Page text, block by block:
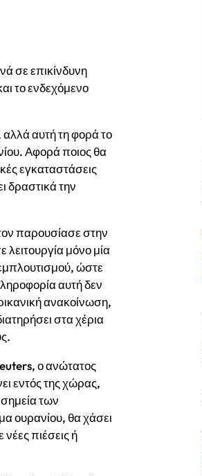
σε επικίνδυνη
το ενδεχόμενο
αλλά αυτή τη φορά το
Αφορά ποιος θα
εγκαταστάσεις
δραστικά την
παρουσίασε στην
μόνο μία
ώστε
αυτή δεν
ανακοίνωση,
στα χέρια
ο ανώτατος
εντός της χώρας,
των
ουρανίου, θα χάσει
νέες πιέσεις ή